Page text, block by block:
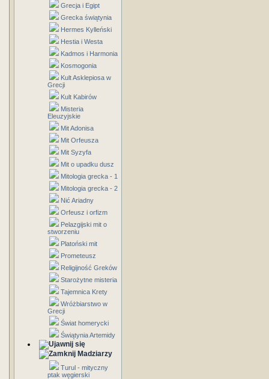
Grecja i Egipt
Grecka świątynia
Hermes Kylleński
Hestia i Westa
Kadmos i Harmonia
Kosmogonia
Kult Asklepiosa w
Grecji
Kult Kabirów
Misteria
Eleuzyjskie
Mit Adonisa
Mit Orfeusza
Mit Syzyfa
Mit o upadku dusz
Mitologia grecka - 1
Mitologia grecka - 2
Nić Ariadny
Orfeusz i orfizm
Pelazgijski mit o
stworzeniu
Platoński mit
Prometeusz
Religijność Greków
Starożytne misteria
Tajemnica Krety
Wróżbiarstwo w
Grecji
Świat homerycki
Świątynia Artemidy
Madziarzy
Turul - mityczny
ptak węgierski